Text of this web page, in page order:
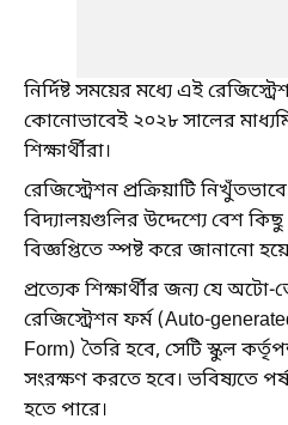
নির্দিষ্ট সময়ের মধ্যে এই
কোনোভাবেই ২০২৮ সালের
শিক্ষার্থীরা।
রেজিস্ট্রেশন প্রক্রিয়াটি
বিদ্যালয়গুলির উদ্দেশ্যে বেশ
বিজ্ঞপ্তিতে স্পষ্ট করে জানানো
প্রত্যেক শিক্ষার্থীর জন্য যে
রেজিস্ট্রেশন ফর্ম (Auto-
Form) তৈরি হবে, সেটি স্কুল
সংরক্ষণ করতে হবে। ভবিষ্যতে
হতে পারে।